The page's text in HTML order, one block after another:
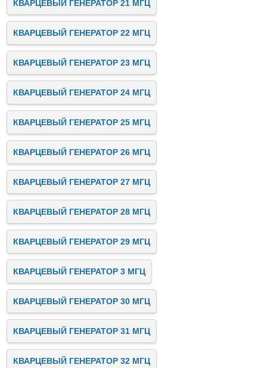
КВАРЦЕВЫЙ ГЕНЕРАТОР 21 МГЦ
КВАРЦЕВЫЙ ГЕНЕРАТОР 22 МГЦ
КВАРЦЕВЫЙ ГЕНЕРАТОР 23 МГЦ
КВАРЦЕВЫЙ ГЕНЕРАТОР 24 МГЦ
КВАРЦЕВЫЙ ГЕНЕРАТОР 25 МГЦ
КВАРЦЕВЫЙ ГЕНЕРАТОР 26 МГЦ
КВАРЦЕВЫЙ ГЕНЕРАТОР 27 МГЦ
КВАРЦЕВЫЙ ГЕНЕРАТОР 28 МГЦ
КВАРЦЕВЫЙ ГЕНЕРАТОР 29 МГЦ
КВАРЦЕВЫЙ ГЕНЕРАТОР 3 МГЦ
КВАРЦЕВЫЙ ГЕНЕРАТОР 30 МГЦ
КВАРЦЕВЫЙ ГЕНЕРАТОР 31 МГЦ
КВАРЦЕВЫЙ ГЕНЕРАТОР 32 МГЦ